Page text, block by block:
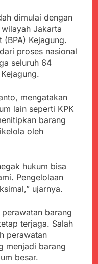
Thn 2023.
2024
Tahun Ajaran
Satgas Yonif
Ajak Pelajar
Lingkungan
2024
APBD Tahun
Kab.Sukabumi
Kepedulian Polri,
Sumenep
dan
Empat
5, 2026
Nyalindung
Komite Sekolah,
karena Dinilai
dengan
Disdik Jabar
Umum FSP
Indonesia
Isu Mogok
Resmi”
3, 2026
dan Kehangatan
Royong di
Sukakersa
3, 2026
Tenggelam di
Giligenting
Polisi
3, 2026
dimulai dengan
Jakarta
(BPA) Kejagung.
proses nasional
seluruh 64
mengatakan
lain seperti KPK
barang
oleh
hukum bisa
Pengelolaan
ujarnya.
barang
terjaga. Salah
perawatan
menjadi barang
besar.